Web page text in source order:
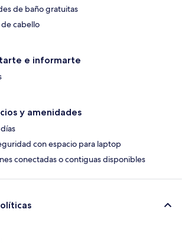
de baño gratuitas
cabello
e informarte
y amenidades
con espacio para laptop
conectadas o contiguas disponibles